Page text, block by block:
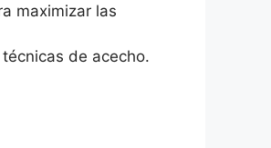
maximizar las
de acecho.